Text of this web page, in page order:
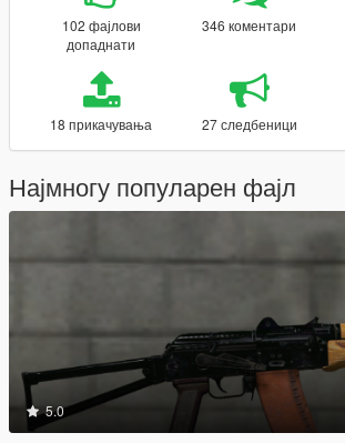
102 фајлови
допаднати
346 коментари
18 прикачувања 27 следбеници
Најмногу популарен фајл
5.0